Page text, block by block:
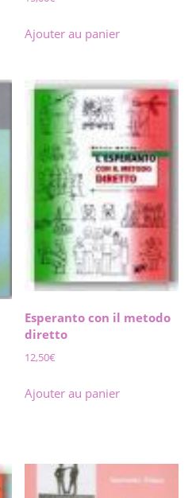
Ajouter au panier
Esperanto con il metodo
diretto
12,50€
Ajouter au panier